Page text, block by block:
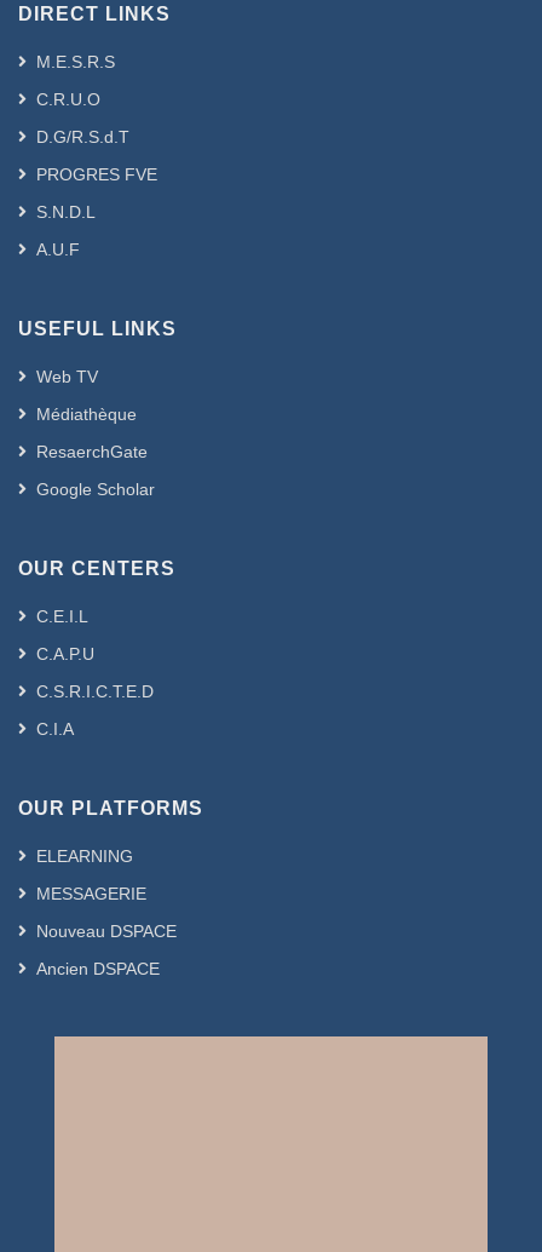
DIRECT LINKS
M.E.S.R.S
C.R.U.O
D.G/R.S.d.T
PROGRES FVE
S.N.D.L
A.U.F
USEFUL LINKS
Web TV
Médiathèque
ResaerchGate
Google Scholar
OUR CENTERS
C.E.I.L
C.A.P.U
C.S.R.I.C.T.E.D
C.I.A
OUR PLATFORMS
ELEARNING
MESSAGERIE
Nouveau DSPACE
Ancien DSPACE